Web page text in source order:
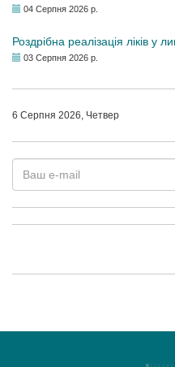
04 Серпня 2026 р.
Роздрібна реалізація ліків у
03 Серпня 2026 р.
6 Серпня 2026, Четвер